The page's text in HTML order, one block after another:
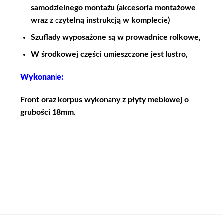
samodzielnego montażu (akcesoria montażowe
wraz z czytelną instrukcją w komplecie)
Szuflady wyposażone są w prowadnice rolkowe,
W środkowej części umieszczone jest lustro,
Wykonanie:
Front oraz korpus wykonany z płyty meblowej o
grubości 18mm.